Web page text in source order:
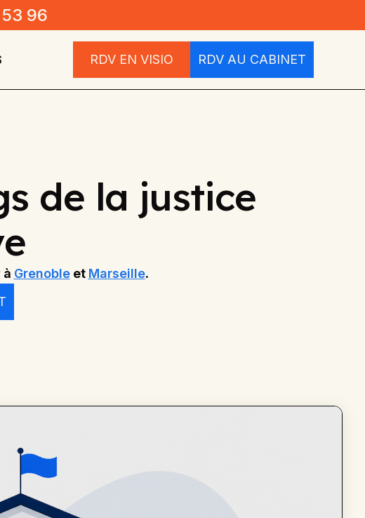
96
RDV EN VISIO RDV AU CABINET
de la justice
à Grenobleet Marseille.